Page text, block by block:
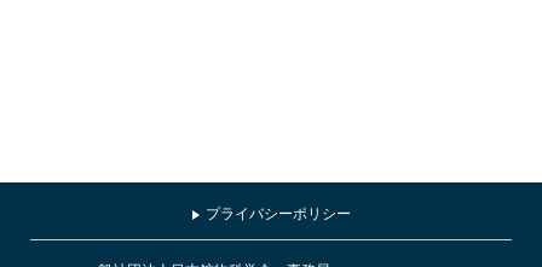
プライバシーポリシー